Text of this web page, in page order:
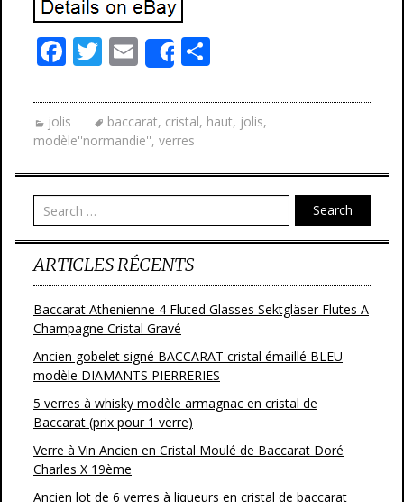
F
e
b
o
o
k
T
itt
er
E
m
ai
l
Share
ta
g
er
jolis baccarat, cristal, haut, jolis,
modèle''normandie'', verres
Search
ARTICLES RÉCENTS
Baccarat Athenienne 4 Fluted Glasses Sektgläser Flutes A
Champagne Cristal Gravé
Ancien gobelet signé BACCARAT cristal émaillé BLEU
modèle DIAMANTS PIERRERIES
5 verres à whisky modèle armagnac en cristal de
Baccarat (prix pour 1 verre)
Verre à Vin Ancien en Cristal Moulé de Baccarat Doré
Charles X 19ème
Ancien lot de 6 verres à liqueurs en cristal de baccarat